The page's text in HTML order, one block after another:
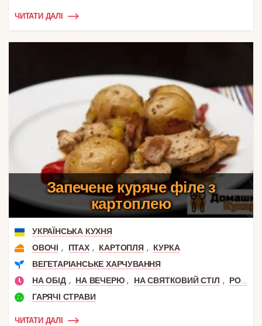
ЧИТАТИ ДАЛІ
Запечене куряче філе з
картоплею
УКРАЇНСЬКА КУХНЯ
ОВОЧІ , ПТАХ , КАРТОПЛЯ ,
КУРКА
ВЕГЕТАРІАНСЬКЕ ХАРЧУВАННЯ
НА ОБІД , НА ВЕЧЕРЮ , НА СВЯТКОВИЙ СТІЛ ,
РОМАНТИЧНА ВЕЧЕРЯ
ГАРЯЧІ СТРАВИ
ЧИТАТИ ДАЛІ